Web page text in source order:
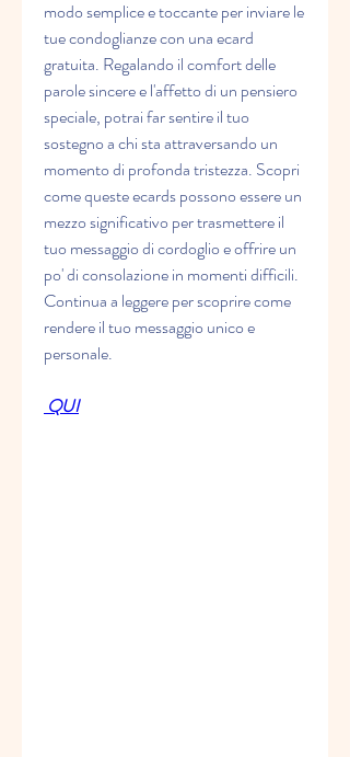
modo semplice e toccante per inviare le
tue condoglianze con una ecard
gratuita. Regalando il comfort delle
parole sincere e l'affetto di un pensiero
speciale, potrai far sentire il tuo
sostegno a chi sta attraversando un
momento di profonda tristezza. Scopri
come queste ecards possono essere un
mezzo significativo per trasmettere il
tuo messaggio di cordoglio e offrire un
po' di consolazione in momenti difficili.
Continua a leggere per scoprire come
rendere il tuo messaggio unico e
personale.
QUI